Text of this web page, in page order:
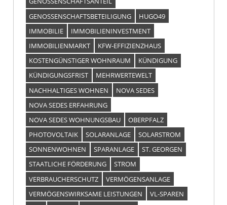
GENOSSENSCHAFTSBETEILIGUNG
HUGO49
IMMOBILIE
IMMOBILIENINVESTMENT
IMMOBILIENMARKT
KFW-EFFIZIENZHAUS
KOSTENGÜNSTIGER WOHNRAUM
KÜNDIGUNG
KÜNDIGUNGSFRIST
MEHRWERTEWELT
NACHHALTIGES WOHNEN
NOVA SEDES
NOVA SEDES ERFAHRUNG
NOVA SEDES WOHNUNGSBAU
OBERPFALZ
PHOTOVOLTAIK
SOLARANLAGE
SOLARSTROM
SONNENWOHNEN
SPARANLAGE
ST. GEORGEN
STAATLICHE FÖRDERUNG
STROM
VERBRAUCHERSCHUTZ
VERMÖGENSANLAGE
VERMÖGENSWIRKSAME LEISTUNGEN
VL-SPAREN